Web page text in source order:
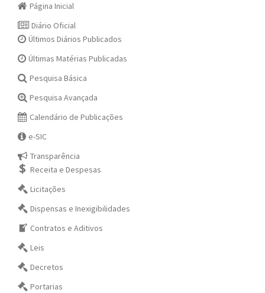
Página Inicial
Diário Oficial
Últimos Diários Publicados
Últimas Matérias Publicadas
Pesquisa Básica
Pesquisa Avançada
Calendário de Publicações
e-SIC
Transparência
Receita e Despesas
Licitações
Dispensas e Inexigibilidades
Contratos e Aditivos
Leis
Decretos
Portarias